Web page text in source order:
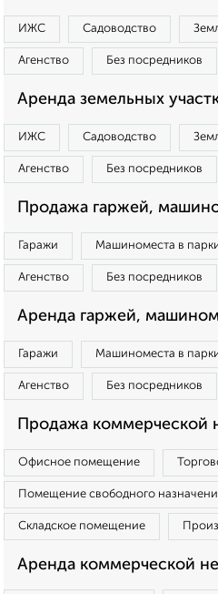
ИЖС Садоводство
Агенство Без посредников
Аренда земельных
ИЖС Садоводство
Агенство Без посредников
Продажа гаржей,
Гаражи Машиноместа в
Агенство Без посредников
Аренда гаржей,
Гаражи Машиноместа в
Агенство Без посредников
Продажа коммерческой
Офисное помещение
Помещение свободного
Складское помещение
Аренда коммерческой